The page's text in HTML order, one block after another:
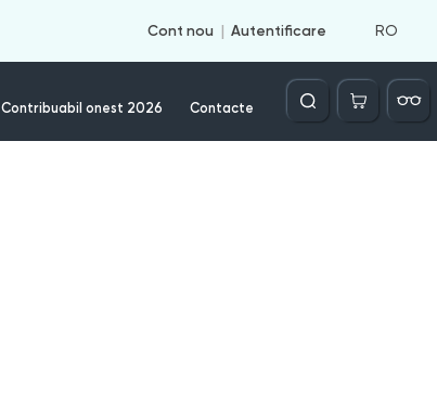
Cont nou Autentificare RO
Contribuabil onest 2026 Contacte
Căutare